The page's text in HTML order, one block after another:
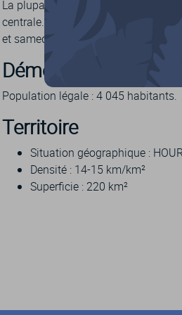
La plupart des commerces et
centrale. Son traditionnel marché,
et samedi matins en période estivale).
Démographie
Population légale : 4 045 habitants.
Territoire
Situation géographique :
Densité : 14-15 km/km²
Superficie : 220 km²